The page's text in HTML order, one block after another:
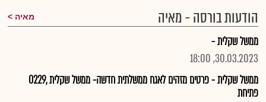
הודעות בורסה - מאיה מאיה
ממשל שקלית -
30.03.2023, 18:00
ממשל שקלית - פרטים מזהים לאגח ממשלתית חדשה- ממשל שקלית ,0229
פתיחת